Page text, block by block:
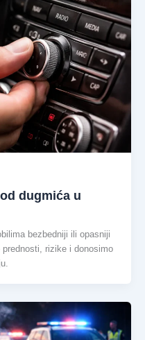
dugmića u
bezbedniji ili opasniji
rizike i donosimo